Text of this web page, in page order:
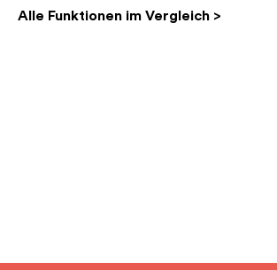
Alle Funktionen im Vergleich >